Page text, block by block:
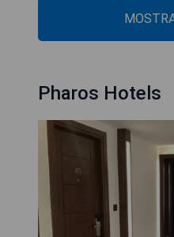
Pharos Hotels